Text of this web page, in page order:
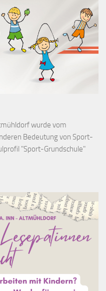
wurde vom
Bedeutung von Sport-
"Sport-Grundschule"